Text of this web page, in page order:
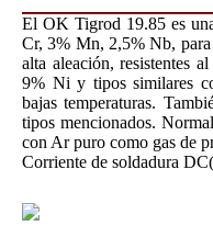
El OK Tigrod 19.85 es
Cr, 3% Mn, 2,5% Nb,
alta aleación, resistentes
9% Ni y tipos similares
bajas temperaturas.
tipos mencionados.
con Ar puro como gas de
Corriente de soldadura